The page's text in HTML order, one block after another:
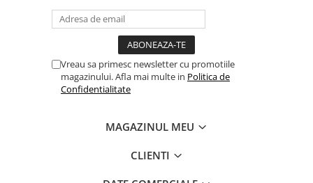
Pompe apa
Termostat apa
Intinzator de curea
Piese tractor
Kit parghii placa presiune
Vreau sa primesc newsletter cu promotiile
magazinului. Afla mai multe in Politica de
Confidentialitate
MAGAZINUL MEU
CLIENTI